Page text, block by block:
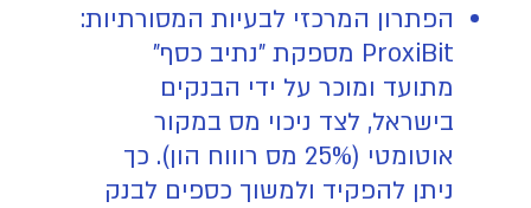
הפתרון המרכזי לבעיות המסורתיות:
ProxiBit מספקת "נתיב כסף"
מתועד ומוכר על ידי הבנקים
בישראל, לצד ניכוי מס במקור
אוטומטי (25% מס רוווח הון). כך
ניתן להפקיד ולמשוך כספים לבנק